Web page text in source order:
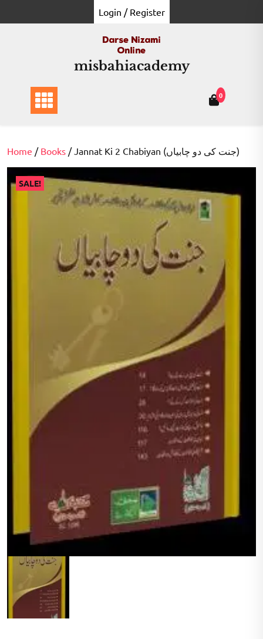
to
Login / Register
misbahiacademy
0
Home / Books / Jannat Ki 2 Chabiyan (جنت کی دو چابیاں)
SALE!